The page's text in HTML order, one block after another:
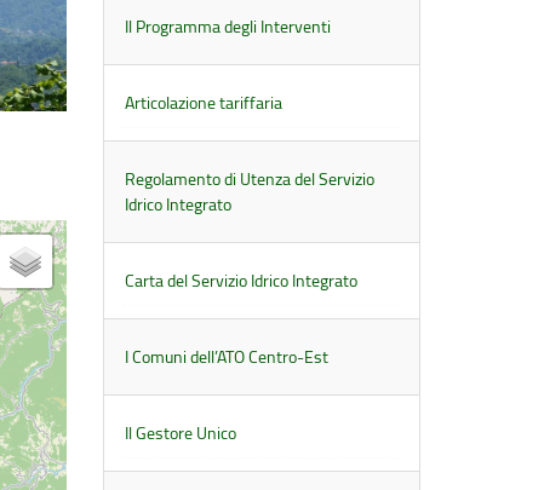
Il Programma degli Interventi
Articolazione tariffaria
Regolamento di Utenza del Servizio
Idrico Integrato
Carta del Servizio Idrico Integrato
I Comuni dell’ATO Centro-Est
Il Gestore Unico